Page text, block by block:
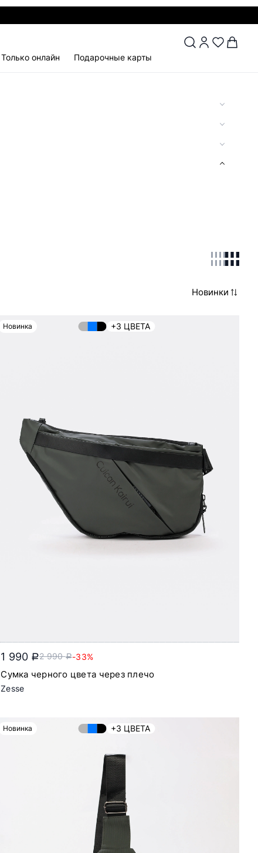
Только онлайн Подарочные карты
Новинки
Новинка +3 ЦВЕТА
1 990 a2 990a-33%
Сумка черного цвета через плечо
Zesse
Новинка +3 ЦВЕТА